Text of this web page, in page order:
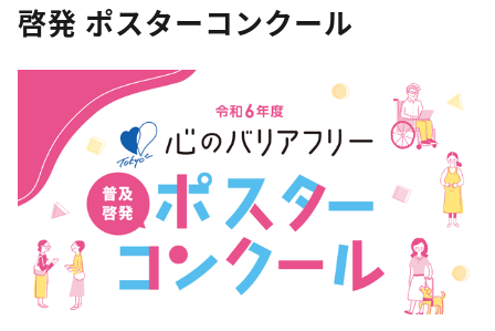
啓発 ポスターコンクール